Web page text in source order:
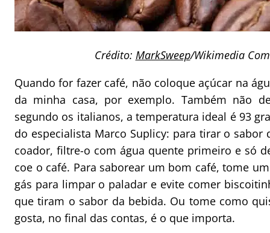
Crédito: MarkSweep/Wikimedia
Quando for fazer café, não coloque açúcar na
da minha casa, por exemplo. Também não
segundo os italianos, a temperatura ideal é 93
do especialista Marco Suplicy: para tirar o sabor
coador, filtre-o com água quente primeiro e só
coe o café. Para saborear um bom café, tome
gás para limpar o paladar e evite comer
que tiram o sabor da bebida. Ou tome como
gosta, no final das contas, é o que importa.